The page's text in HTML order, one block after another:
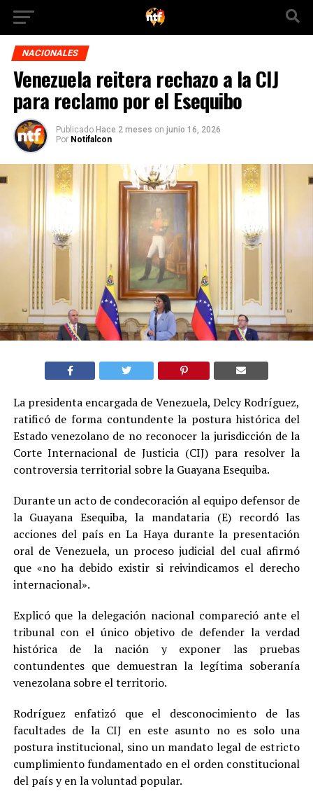
NACIONALES
Venezuela reitera rechazo a la CIJ
para reclamo por el Esequibo
Publicado Hace 2 meses on junio 16, 2026
Por Notifalcon
La presidenta encargada de Venezuela, Delcy Rodríguez,
ratificó de forma contundente la postura histórica del
Estado venezolano de no reconocer la jurisdicción de la
Corte Internacional de Justicia (CIJ) para resolver la
controversia territorial sobre la Guayana Esequiba.
Durante un acto de condecoración al equipo defensor de
la Guayana Esequiba, la mandataria (E) recordó las
acciones del país en La Haya durante la presentación
oral de Venezuela, un proceso judicial del cual afirmó
que «no ha debido existir si reivindicamos el derecho
internacional».
Explicó que la delegación nacional compareció ante el
tribunal con el único objetivo de defender la verdad
histórica de la nación y exponer las pruebas
contundentes que demuestran la legítima soberanía
venezolana sobre el territorio.
Rodríguez enfatizó que el desconocimiento de las
facultades de la CIJ en este asunto no es solo una
postura institucional, sino un mandato legal de estricto
cumplimiento fundamentado en el orden constitucional
del país y en la voluntad popular.